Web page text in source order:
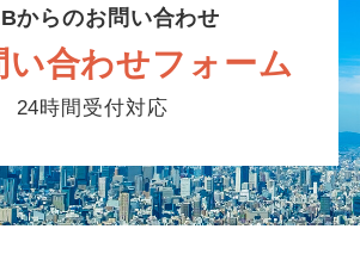
からのお問い合わせ
い合わせフォーム
24時間受付対応